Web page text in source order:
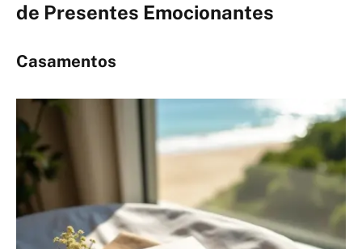
de Presentes Emocionantes
Casamentos